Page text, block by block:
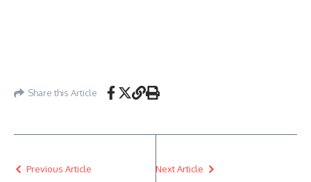
Share this Article
Previous Article Next Article